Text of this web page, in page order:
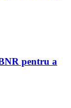
pentru a